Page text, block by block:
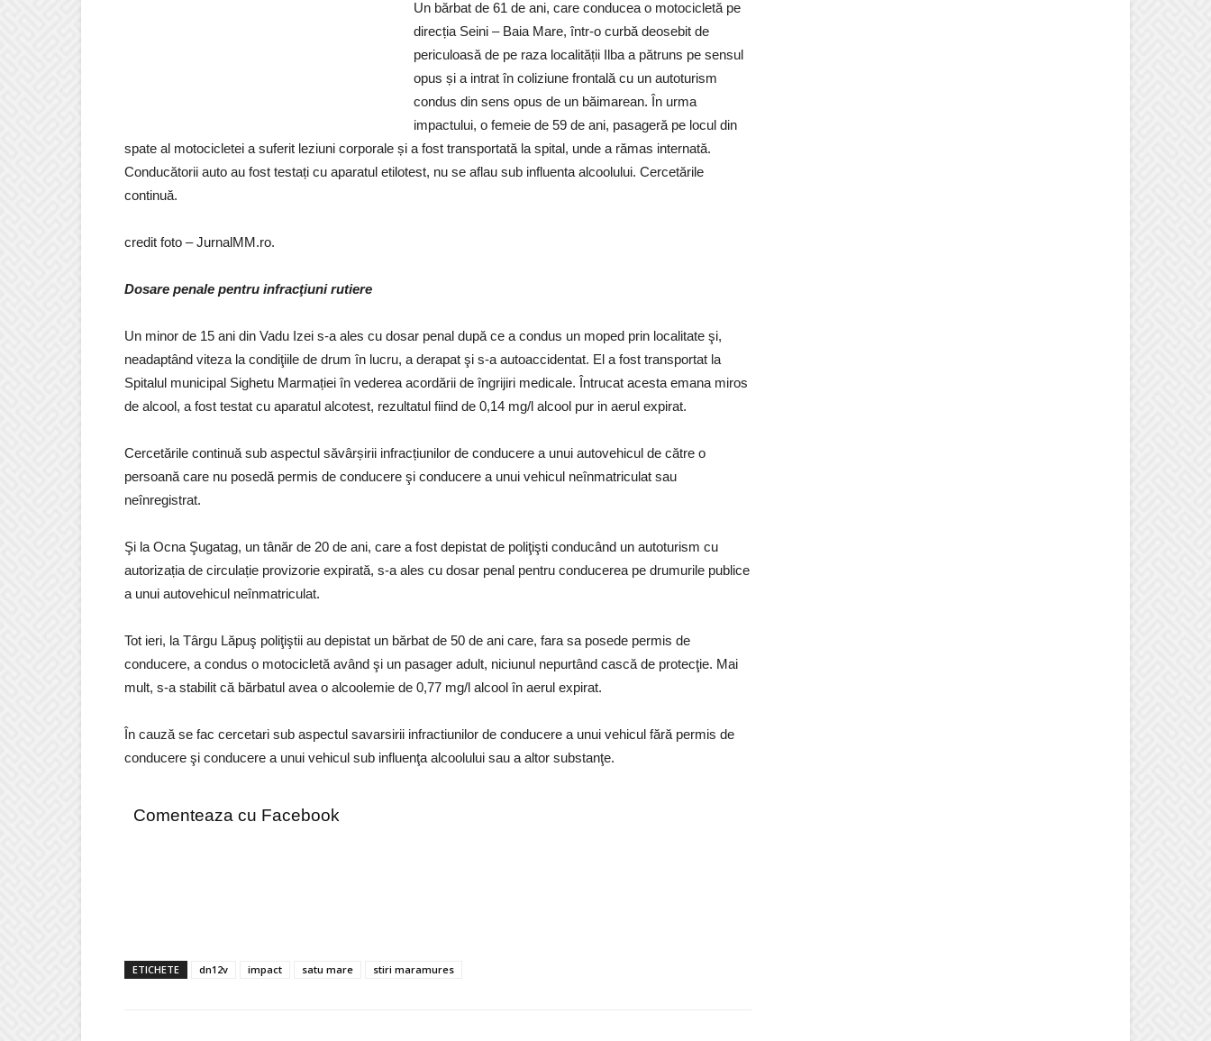
Un bărbat de 61 de ani, care conducea o motocicletă pe
direcția Seini – Baia Mare, într-o curbă deosebit de
periculoasă de pe raza localității Ilba a pătruns pe sensul
opus și a intrat în coliziune frontală cu un autoturism
condus din sens opus de un băimarean. În urma
impactului, o femeie de 59 de ani, pasageră pe locul din
spate al motocicletei a suferit leziuni corporale și a fost transportată la spital, unde a rămas internată.
Conducătorii auto au fost testați cu aparatul etilotest, nu se aflau sub influenta alcoolului. Cercetările
continuă.
credit foto – JurnalMM.ro.
Dosare penale pentru infracţiuni rutiere
Un minor de 15 ani din Vadu Izei s-a ales cu dosar penal după ce a condus un moped prin localitate şi,
neadaptând viteza la condiţiile de drum în lucru, a derapat şi s-a autoaccidentat. El a fost transportat la
Spitalul municipal Sighetu Marmației în vederea acordării de îngrijiri medicale. Întrucat acesta emana miros
de alcool, a fost testat cu aparatul alcotest, rezultatul fiind de 0,14 mg/l alcool pur in aerul expirat.
Cercetările continuă sub aspectul săvârșirii infracțiunilor de conducere a unui autovehicul de către o
persoană care nu posedă permis de conducere şi conducere a unui vehicul neînmatriculat sau
neînregistrat.
Şi la Ocna Şugatag, un tânăr de 20 de ani, care a fost depistat de poliţişti conducând un autoturism cu
autorizația de circulație provizorie expirată, s-a ales cu dosar penal pentru conducerea pe drumurile publice
a unui autovehicul neînmatriculat.
Tot ieri, la Târgu Lăpuş poliţiştii au depistat un bărbat de 50 de ani care, fara sa posede permis de
conducere, a condus o motocicletă având şi un pasager adult, niciunul nepurtând cască de protecţie. Mai
mult, s-a stabilit că bărbatul avea o alcoolemie de 0,77 mg/l alcool în aerul expirat.
În cauză se fac cercetari sub aspectul savarsirii infractiunilor de conducere a unui vehicul fără permis de
conducere şi conducere a unui vehicul sub influenţa alcoolului sau a altor substanţe.
Comenteaza cu Facebook
ETICHETE dn12v impact satu mare stiri maramures